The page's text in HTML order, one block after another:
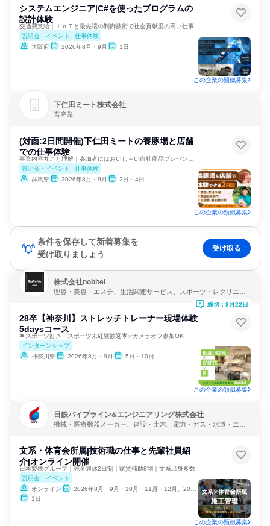
システムエンジニア|C#を使ったプログラムの
設計体験
交通費支給｜ＩｏＴと最先端の制御技術で社会貢献度の高い仕事
説明会・イベント
仕事体験
大阪府
2026年8月・9月 1日
この企業の類似募集
下仁田ミート株式会社
畜産業
(対面:2日間開催)下仁田ミートの養豚場と店舗
での仕事体験
説明会・イベント
仕事体験
群馬県
2026年8月・9月 2日～4日
この企業の類似募集
条件を保存して新着募集を
受け取りましょう
受け取る
株式会社nobitel
理容・美容・エステ、生活関連サービス、スポーツ・レクリエー
28卒【神奈川】ストレッチトレーナー現場体験
5daysコース
🌟スポーツ好き・スポーツ未経験歓迎🌟✅カメラオフ参加OK
インターンシップ
神奈川県
2026年8月・9月 5日～10日
締切：8月22日
この企業の類似募集
日鉄パイプライン&エンジニアリング株式会社
機械・医療機器メーカー、建設・土木、電力・ガス・水道・エネ
文系・体育会所属|技術職の仕事と先輩社員紹
介|オンライン開催
日本製鉄グループ｜完全週休2日制｜家賃補助8割｜文系出身多数
説明会・イベント
オンライン
2026年8月・9月・10月・11月・12月、2027年1月・2月
1日
この企業の類似募集